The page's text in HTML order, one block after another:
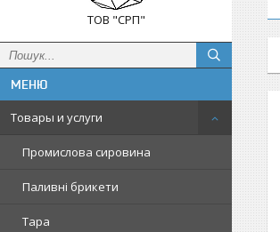
ТОВ "СРП"
Товары и услуги
Промислова сировина
Паливні брикети
Тара